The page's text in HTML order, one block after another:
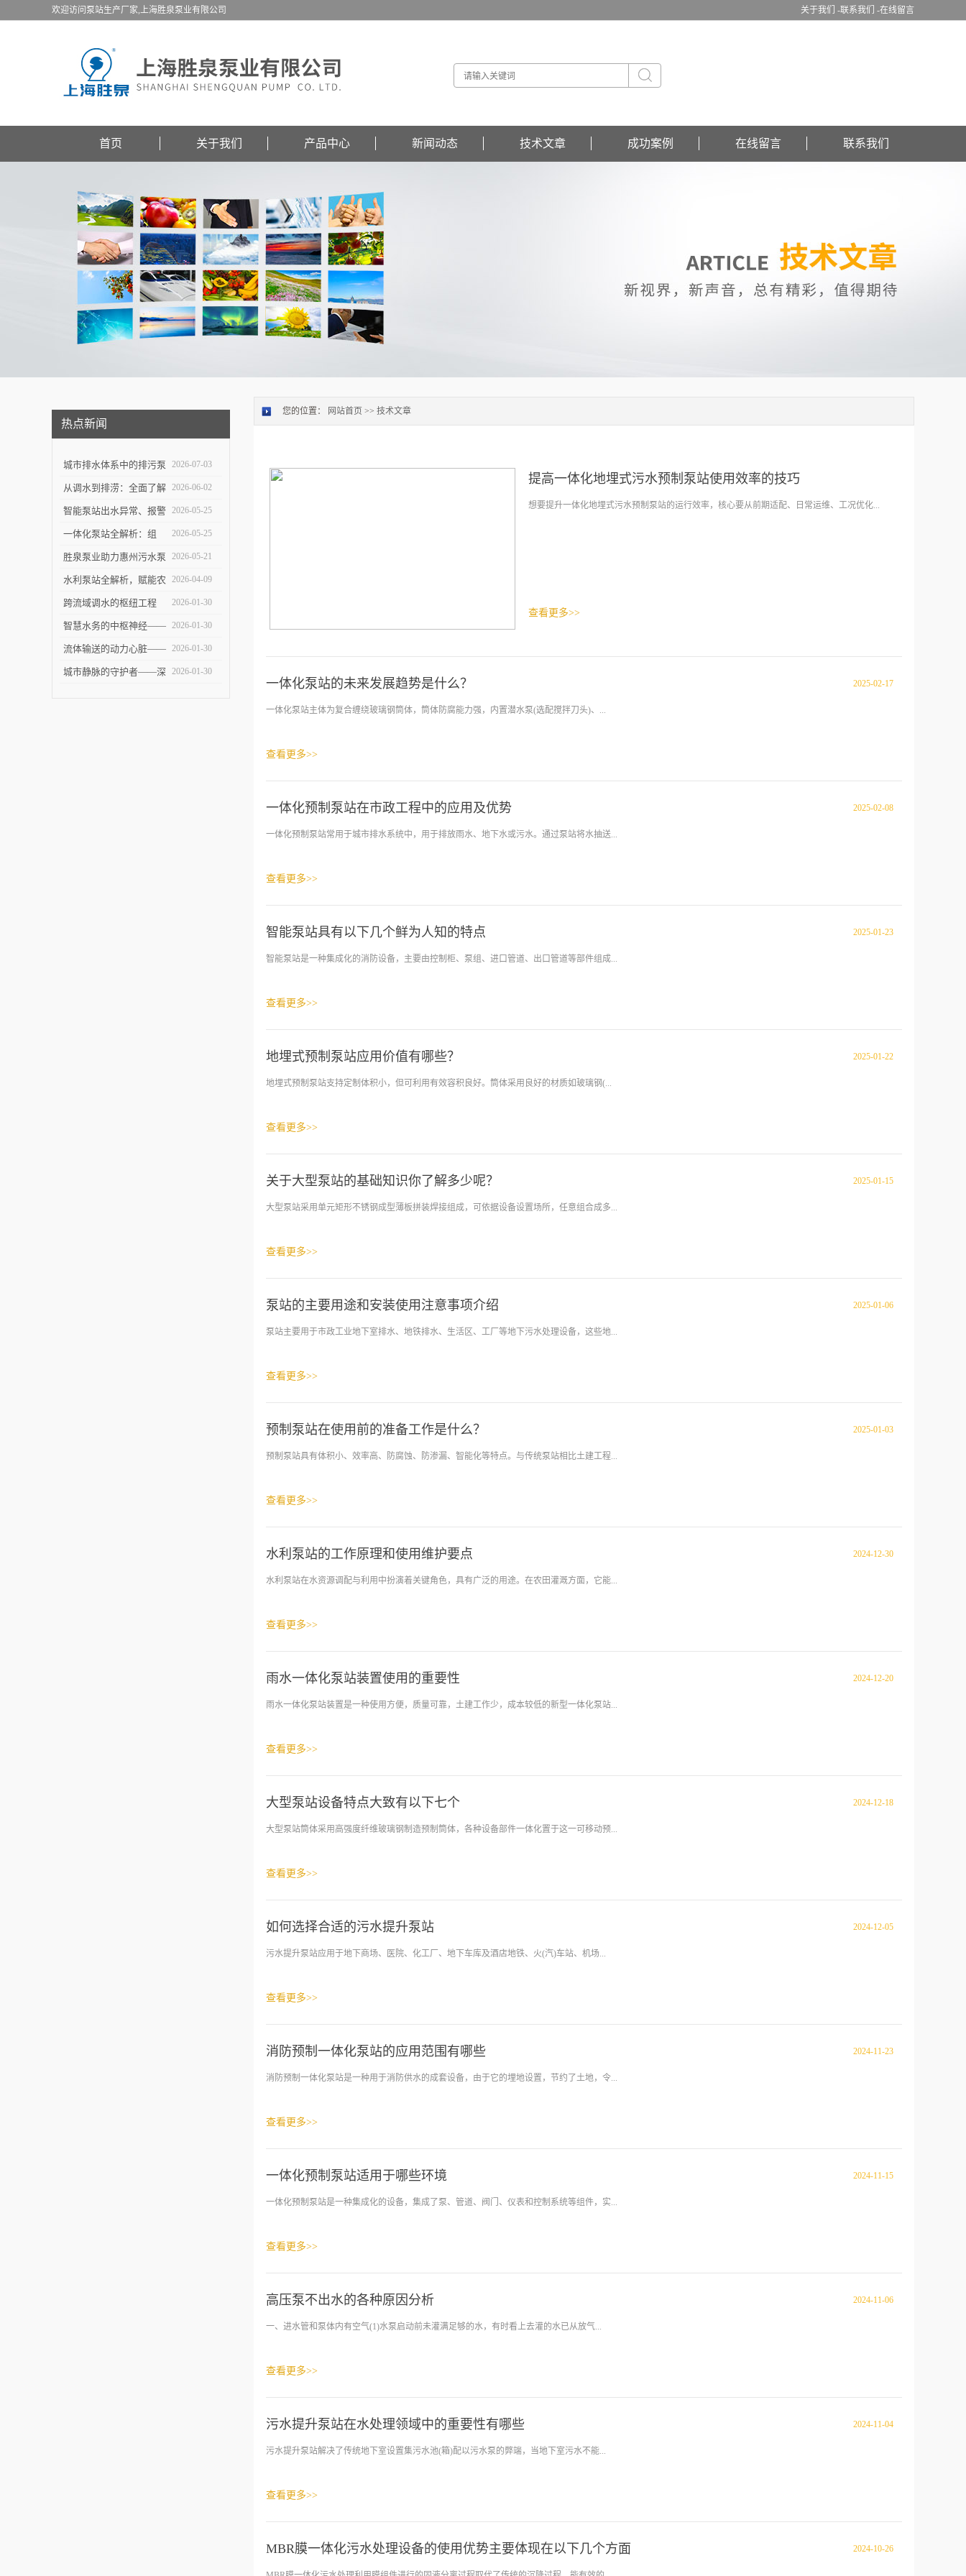
关于我们 -联系我们 -在线留言
欢迎访问泵站生产厂家,上海胜泉泵业有限公司
首页 关于我们 产品中心 新闻动态 技术文章 成功案例 在线留言 联系我们
热点新闻
城市排水体系中的排污泵
站：功能定位与维护策略
2026-07-03
从调水到排涝：全面了解
大型泵站的功能与构造
2026-06-02
智能泵站出水异常、报警
频发怎么办？
2026-05-25
一体化泵站全解析：组
成、优势与应用实操指南
2026-05-25
胜泉泵业助力惠州污水泵
站项目落地
2026-05-21
水利泵站全解析，赋能农
田灌溉与防洪排涝
2026-04-09
跨流域调水的枢纽工程
——大型泵站的建设与技
术挑战
2026-01-30
智慧水务的中枢神经——
智能泵站技术革新与未来
展望
2026-01-30
流体输送的动力心脏——
全面剖析提升泵站的设计
2026-01-30
城市静脉的守护者——深 2026-01-30
您的位置： 网站首页 >> 技术文章
提高一体化地埋式污水预制泵站使用效率的技巧
想要提升一体化地埋式污水预制泵站的运行效率，核心要从前期适配、日常运维、工况优化...
查看更多>>
一体化泵站的未来发展趋势是什么？ 2025-02-17
一体化泵站主体为复合缠绕玻璃钢筒体，筒体防腐能力强，内置潜水泵(选配搅拌刀头)、...
查看更多>>
一体化预制泵站在市政工程中的应用及优势 2025-02-08
一体化预制泵站常用于城市排水系统中，用于排放雨水、地下水或污水。通过泵站将水抽送...
查看更多>>
智能泵站具有以下几个鲜为人知的特点 2025-01-23
智能泵站是一种集成化的消防设备，主要由控制柜、泵组、进口管道、出口管道等部件组成...
查看更多>>
地埋式预制泵站应用价值有哪些？ 2025-01-22
地埋式预制泵站支持定制体积小，但可利用有效容积良好。筒体采用良好的材质如玻璃钢(...
查看更多>>
关于大型泵站的基础知识你了解多少呢？ 2025-01-15
大型泵站采用单元矩形不锈钢成型薄板拼装焊接组成，可依据设备设置场所，任意组合成多...
查看更多>>
泵站的主要用途和安装使用注意事项介绍 2025-01-06
泵站主要用于市政工业地下室排水、地铁排水、生活区、工厂等地下污水处理设备，这些地...
查看更多>>
预制泵站在使用前的准备工作是什么？ 2025-01-03
预制泵站具有体积小、效率高、防腐蚀、防渗漏、智能化等特点。与传统泵站相比土建工程...
查看更多>>
水利泵站的工作原理和使用维护要点 2024-12-30
水利泵站在水资源调配与利用中扮演着关键角色，具有广泛的用途。在农田灌溉方面，它能...
查看更多>>
雨水一体化泵站装置使用的重要性 2024-12-20
雨水一体化泵站装置是一种使用方便，质量可靠，土建工作少，成本较低的新型一体化泵站...
查看更多>>
大型泵站设备特点大致有以下七个 2024-12-18
大型泵站筒体采用高强度纤维玻璃钢制造预制筒体，各种设备部件一体化置于这一可移动预...
查看更多>>
如何选择合适的污水提升泵站 2024-12-05
污水提升泵站应用于地下商场、医院、化工厂、地下车库及酒店地铁、火(汽)车站、机场...
查看更多>>
消防预制一体化泵站的应用范围有哪些 2024-11-23
消防预制一体化泵站是一种用于消防供水的成套设备，由于它的埋地设置，节约了土地，令...
查看更多>>
一体化预制泵站适用于哪些环境 2024-11-15
一体化预制泵站是一种集成化的设备，集成了泵、管道、阀门、仪表和控制系统等组件，实...
查看更多>>
高压泵不出水的各种原因分析 2024-11-06
一、进水管和泵体内有空气(1)水泵启动前未灌满足够的水，有时看上去灌的水已从放气...
查看更多>>
污水提升泵站在水处理领域中的重要性有哪些 2024-11-04
污水提升泵站解决了传统地下室设置集污水池(箱)配以污水泵的弊端，当地下室污水不能...
查看更多>>
MBR膜一体化污水处理设备的使用优势主要体现在以下几个方面 2024-10-26